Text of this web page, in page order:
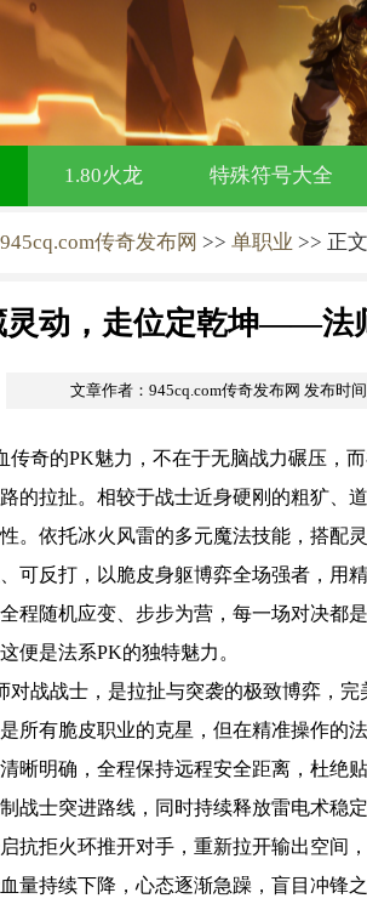
1.80火龙 特殊符号大全
945cq.com传奇发布网 >> 单职业 >> 正文
灵动，走位定乾坤——法
文章作者：945cq.com传奇发布网 发布时
的PK魅力，不在于无脑战力碾压，而
的拉扯。相较于战士近身硬刚的粗犷、
。依托冰火风雷的多元魔法技能，搭配
可反打，以脆皮身躯博弈全场强者，用
程随机应变、步步为营，每一场对决都
便是法系PK的独特魅力。
战士，是拉扯与突袭的极致博弈，完
所有脆皮职业的克星，但在精准操作的
晰明确，全程保持远程安全距离，杜绝
战士突进路线，同时持续释放雷电术稳
抗拒火环推开对手，重新拉开输出空间
量持续下降，心态逐渐急躁，盲目冲锋